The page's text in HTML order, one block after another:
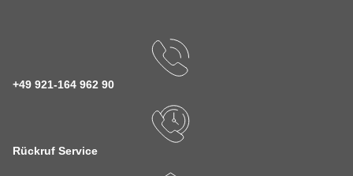
+49 921-164 962 90
Rückruf Service